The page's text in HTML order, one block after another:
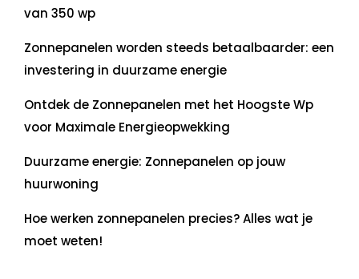
van 350 wp
Zonnepanelen worden steeds betaalbaarder: een
investering in duurzame energie
Ontdek de Zonnepanelen met het Hoogste Wp
voor Maximale Energieopwekking
Duurzame energie: Zonnepanelen op jouw
huurwoning
Hoe werken zonnepanelen precies? Alles wat je
moet weten!